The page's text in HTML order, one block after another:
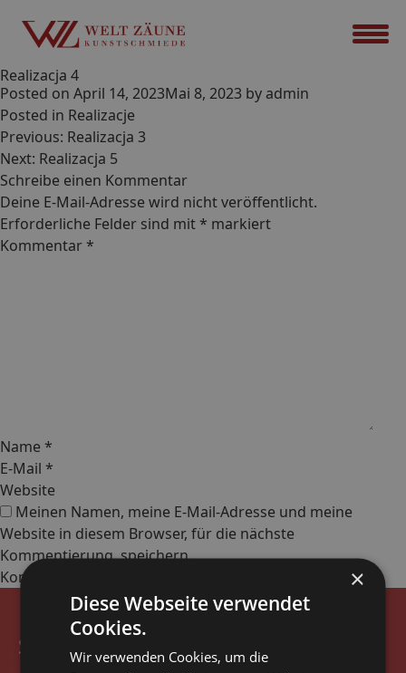
Realizacja 4
Posted on April 14, 2023Mai 8, 2023 by admin
Posted in Realizacje
Beitrags-
Navigation
Previous: Realizacja 3
Next: Realizacja 5
Schreibe einen Kommentar
Deine E-Mail-Adresse wird nicht veröffentlicht.
Erforderliche Felder sind mit* markiert
Kommentar*
Name *
E-Mail *
Website
Meinen Namen, meine E-Mail-Adresse und meine
Website in diesem Browser, für die nächste
Kommentierung, speichern.
Seitennavigation
×
Diese Webseite verwendet
Cookies.
Wir verwenden Cookies, um die